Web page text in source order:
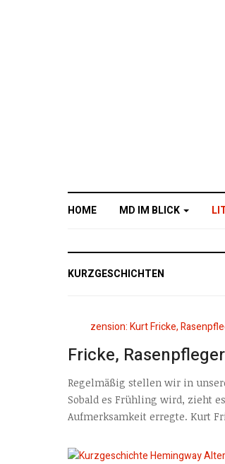
HOME MD IM BLICK
KURZGESCHICHTEN
Fricke,
Regelmäßig stellen wir in
Sobald es Frühling wird, zieht
Aufmerksamkeit erregte. Kurt